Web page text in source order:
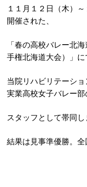
嚥下
三次
ボツ
リン
１１月１２日（木）
開催された、
「春の高校バレー北
手権北海道大会）」に
当院リハビリテーショ
実業高校女子バレー部
スタッフとして帯同し
結果は見事準優勝。全